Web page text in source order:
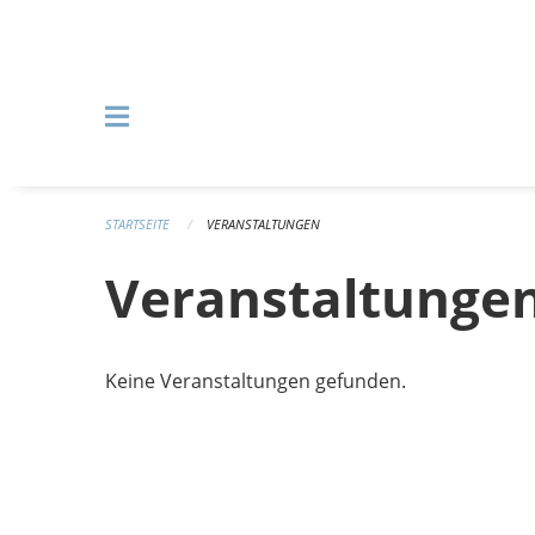
STARTSEITE VERANSTALTUNGEN
Keine Veranstaltungen gefunden.